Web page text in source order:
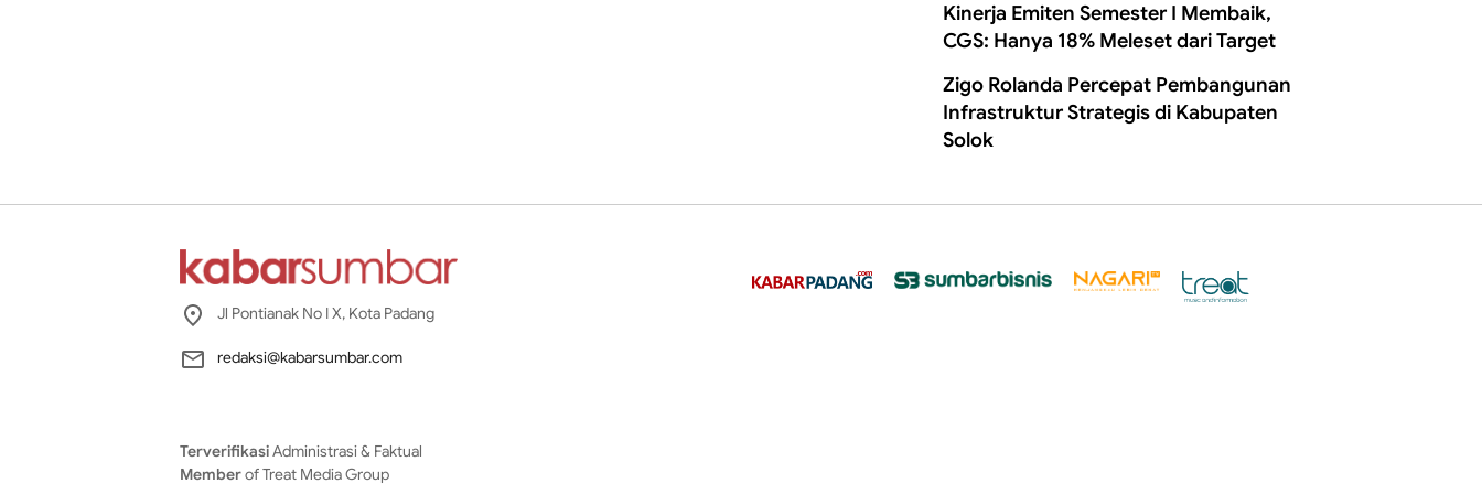
Kinerja Emiten Semester I Membaik,
CGS: Hanya 18% Meleset dari Target
Zigo Rolanda Percepat Pembangunan
Infrastruktur Strategis di Kabupaten
Solok
Jl Pontianak No I X, Kota Padang
redaksi@kabarsumbar.com
TerverifikasiAdministrasi & Faktual
Memberof Treat Media Group